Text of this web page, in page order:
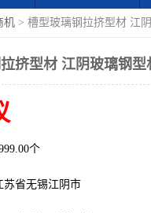
机 > 槽型玻璃钢拉挤型材 江
挤型材 江阴玻璃钢
个
苏省无锡江阴市